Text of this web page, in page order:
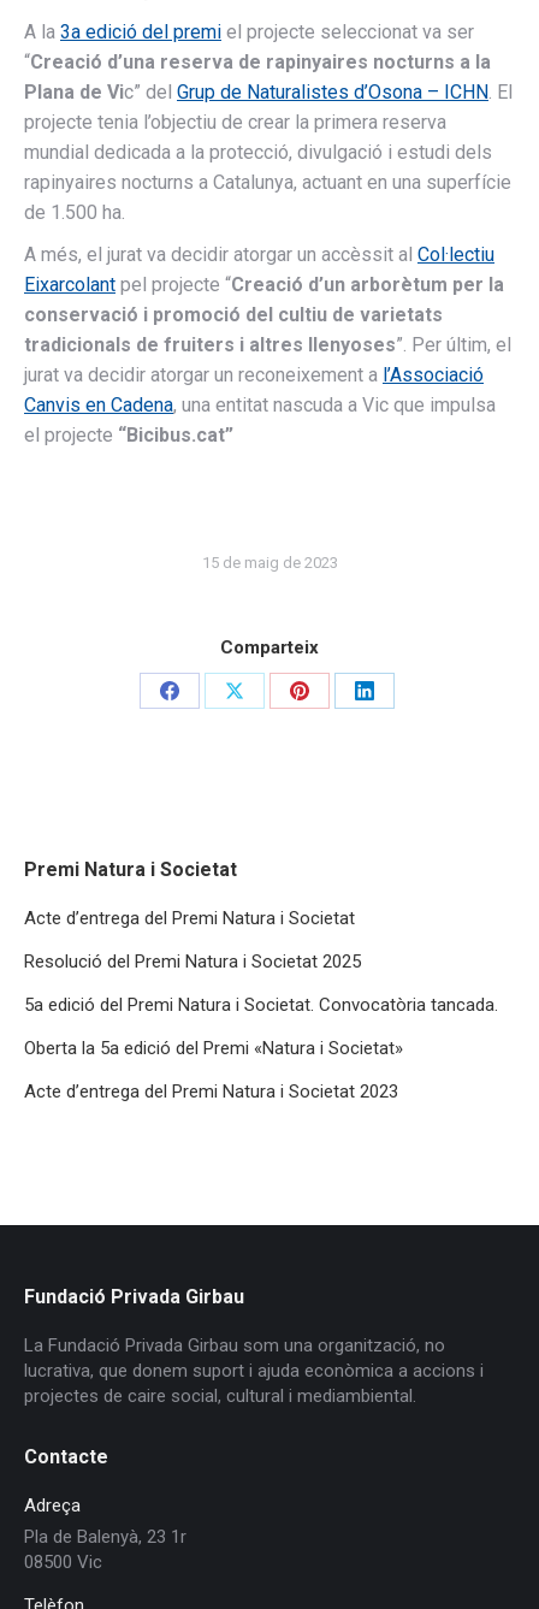
A la 3a edició del premi el projecte seleccionat va ser
“Creació d’una reserva de rapinyaires nocturns a la
Plana de Vic” del Grup de Naturalistes d’Osona – ICHN. El
projecte tenia l’objectiu de crear la primera reserva
mundial dedicada a la protecció, divulgació i estudi dels
rapinyaires nocturns a Catalunya, actuant en una superfície
de 1.500 ha.
A més, el jurat va decidir atorgar un accèssit al Col·lectiu
Eixarcolant pel projecte “Creació d’un arborètum per la
conservació i promoció del cultiu de varietats
tradicionals de fruiters i altres llenyoses”. Per últim, el
jurat va decidir atorgar un reconeixement a l’Associació
Canvis en Cadena, una entitat nascuda a Vic que impulsa
el projecte “Bicibus.cat”
15 de maig de 2023
Comparteix
Share
Share
Share
Share
Premi Natura i Societat
Acte d’entrega del Premi Natura i Societat
Resolució del Premi Natura i Societat 2025
5a edició del Premi Natura i Societat. Convocatòria tancada.
Oberta la 5a edició del Premi «Natura i Societat»
Acte d’entrega del Premi Natura i Societat 2023
Fundació Privada Girbau
La Fundació Privada Girbau som una organització, no
lucrativa, que donem suport i ajuda econòmica a accions i
projectes de caire social, cultural i mediambiental.
Contacte
Adreça
Pla de Balenyà, 23 1r
08500 Vic